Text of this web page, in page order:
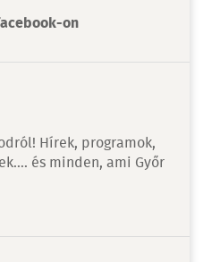
on
Hírek, programok,
és minden, ami Győr